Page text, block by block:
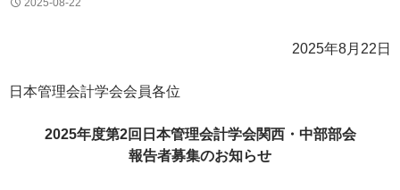
2025-08-22
2025年8月22日
日本管理会計学会会員各位
2025年度第2回日本管理会計学会関西・中部部会
報告者募集のお知らせ